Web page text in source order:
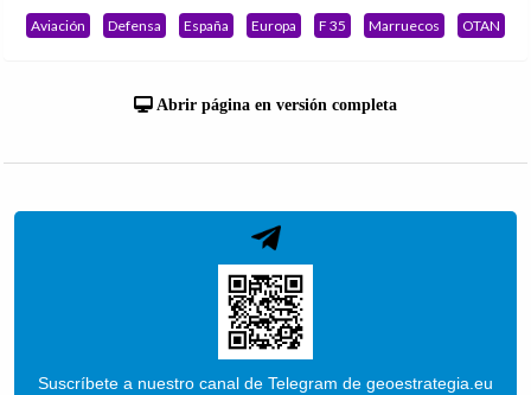
Aviación Defensa España Europa F 35 Marruecos OTAN
Abrir página en versión completa
Suscríbete a nuestro canal de Telegram de geoestrategia.eu